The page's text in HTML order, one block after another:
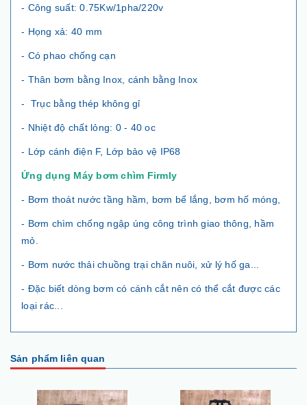
- Công suất: 0.75Kw/1pha/220v
- Họng xả: 40 mm
- Có phao chống cạn
- Thân bơm bằng Inox, cánh bằng Inox
- Trục bằng thép không gỉ
- Nhiệt độ chất lỏng: 0 - 40 oc
- Lớp cánh điện F, Lớp bảo vệ IP68
Ứng dụng Máy bơm chìm Firmly
- Bơm thoát nước tầng hầm, bơm bể lắng, bơm hố móng,
- Bơm chìm chống ngập úng công trình giao thông, hầm
mỏ.
- Bơm nước thải chuồng trại chăn nuôi, xử lý hố ga...
- Đặc biết dòng bơm có cánh cắt nên có thể cắt được các
loại rác...
Sản phẩm liên quan